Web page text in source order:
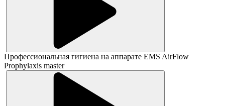
Профессиональная гигиена на аппарате EMS AirFlow
Prophylaxis master